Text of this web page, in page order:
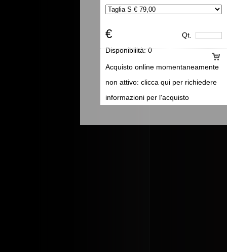
€ Qt.
Acquisto online momentaneamente
non attivo: clicca qui per richiedere
informazioni per l'acquisto
Disponibilità:0